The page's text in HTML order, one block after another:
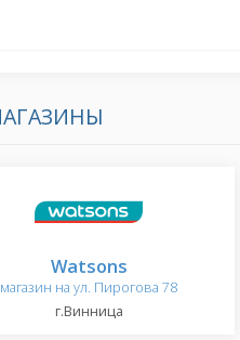
Watsons
магазин на ул. Пирогова 78
г.Винница